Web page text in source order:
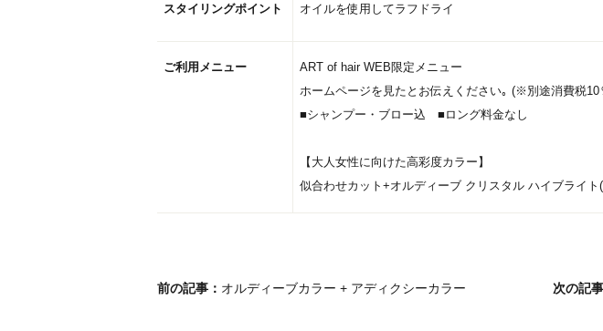
スタイリングポイント オイルを使用してラフドライ
ご利用メニュー
ART of hair WEB限定メニュー
ホームページを見たとお伝えください｡ (※別途消費税10
■シャンプー・ブロー込 ■ロング料金なし
【大人女性に向けた高彩度カラー】
似合わせカット+オルディーブ クリスタル ハイブライ
前の記事： オルディーブカラー + アディクシーカラー 次の記事